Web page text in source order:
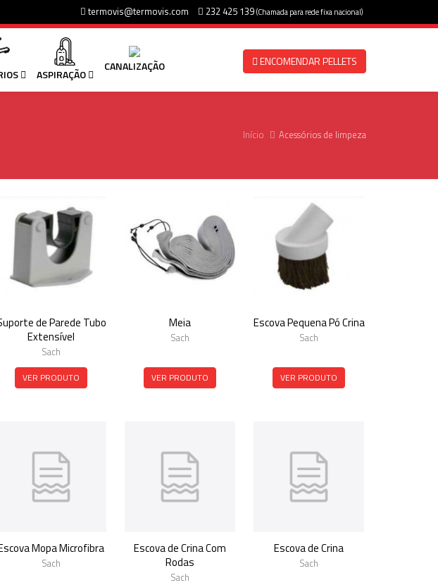
termovis@termovis.com 232 425 139(Chamada para rede fixa nacional)
ASPIRAÇÃO
CANALIZAÇÃO ENCOMENDAR PELLETS
Início Acessórios de limpeza
de Parede Tubo
Extensível
Sach
VER PRODUTO
Meia
Sach
VER PRODUTO
Escova Pequena Pó Crina
Sach
VER PRODUTO
Mopa Microfibra
Sach
Escova de Crina Com
Rodas
Sach
Escova de Crina
Sach